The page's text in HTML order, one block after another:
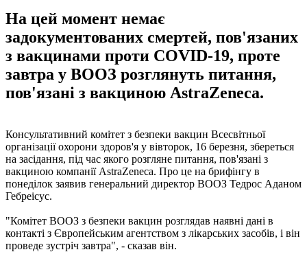
На цей момент немає
задокументованих смертей, пов'язаних
з вакцинами проти COVID-19, проте
завтра у ВООЗ розглянуть питання,
пов'язані з вакциною AstraZeneca.
Консультативний комітет з безпеки вакцин Всесвітньої
організації охорони здоров'я у вівторок, 16 березня, збереться
на засідання, під час якого розгляне питання, пов'язані з
вакциною компанії AstraZeneca. Про це на брифінгу в
понеділок заявив генеральний директор ВООЗ Тедрос Аданом
Гебреісус.
"Комітет ВООЗ з безпеки вакцин розглядав наявні дані в
контакті з Європейським агентством з лікарських засобів, і він
проведе зустріч завтра", - сказав він.